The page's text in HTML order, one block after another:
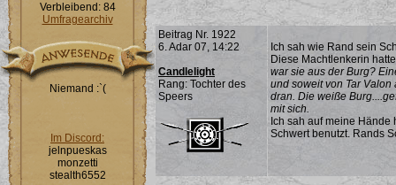
Verbleibend: 84
Umfragearchiv
Niemand :`(
Im Discord:
jelnpueskas
monzetti
stealth6552
Beitrag Nr. 1922
6. Adar 07, 14:22
Candlelight
Rang: Tochter des
Speers
Ich sah wie Rand sein
Diese Machtlenkerin
war sie aus der Burg?
und soweit von Tar
dran. Die weiße
mit sich.
Ich sah auf meine
Schwert benutzt. Rands